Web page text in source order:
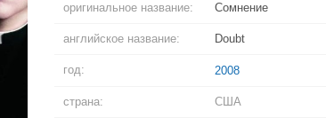
оригинальное название: Сомнение
английское название: Doubt
год: 2008
страна: США